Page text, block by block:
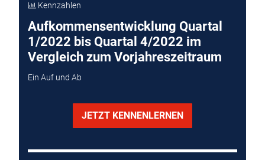
Kennzahlen
Aufkommensentwicklung Quartal
1/2022 bis Quartal 4/2022 im
Vergleich zum Vorjahreszeitraum
Ein Auf und Ab
JETZT KENNENLERNEN